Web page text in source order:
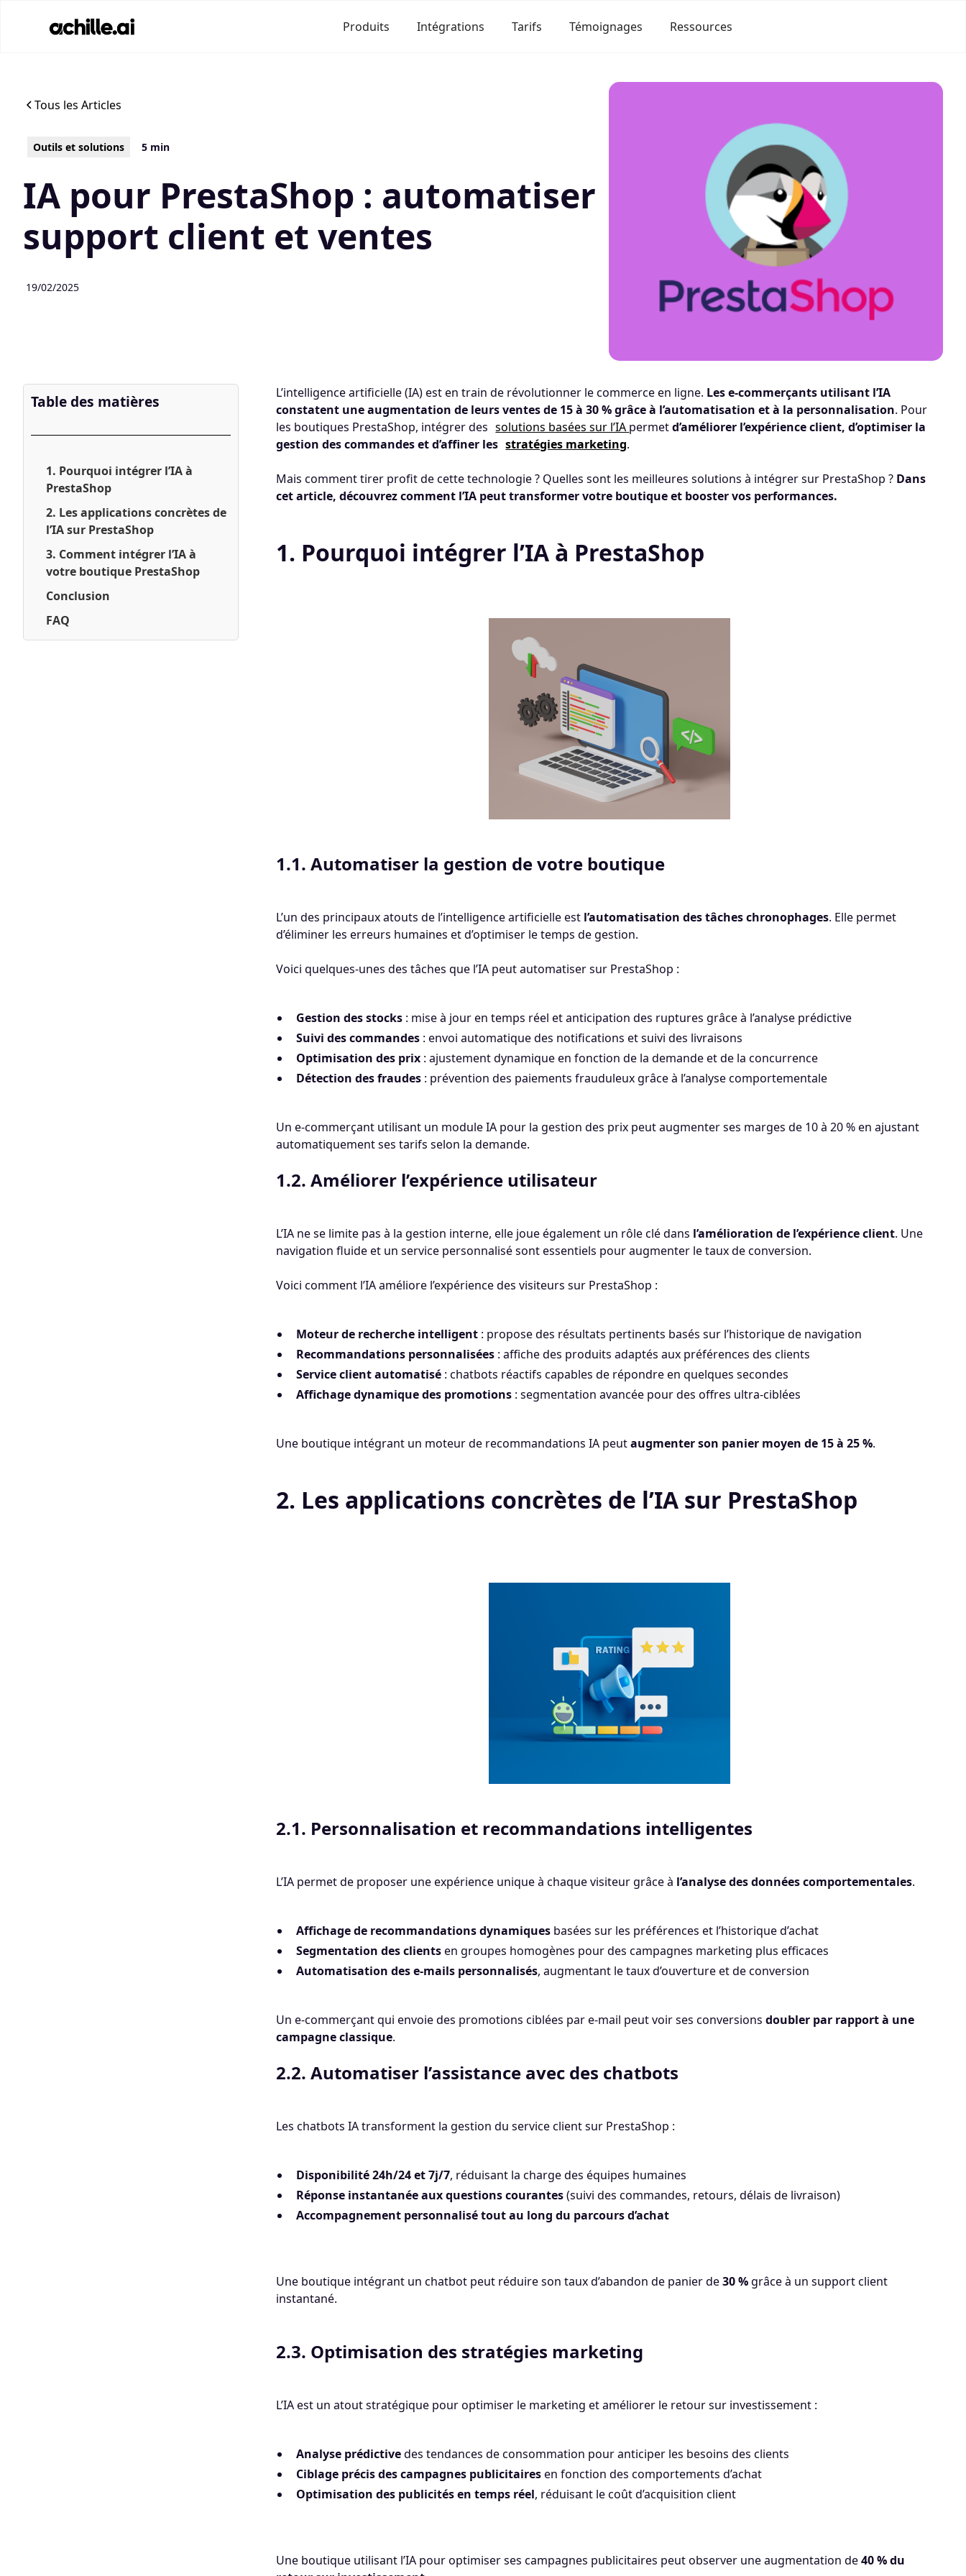
Produits Intégrations Tarifs Témoignages Ressources
Tous les Articles
Outils et solutions 5 min
IA pour PrestaShop : automatiser
support client et ventes
19/02/2025
Table des matières
1. Pourquoi intégrer l’IA à
PrestaShop
2. Les applications concrètes de
l’IA sur PrestaShop
3. Comment intégrer l’IA à
votre boutique PrestaShop
Conclusion
FAQ
L’intelligence artificielle (IA) est en train de révolutionner le commerce en ligne. Les e-commerçants utilisant l’IA
constatent une augmentation de leurs ventes de 15 à 30 % grâce à l’automatisation et à la personnalisation. Pour
les boutiques PrestaShop, intégrer des solutions basées sur l’IA permetd’améliorer l’expérience client, d’optimiser la
gestion des commandes et d’affiner les stratégies marketing.
Mais comment tirer profit de cette technologie ? Quelles sont les meilleures solutions à intégrer sur PrestaShop ? Dans
cet article, découvrez comment l’IA peut transformer votre boutique et booster vos performances.
1. Pourquoi intégrer l’IA à PrestaShop
1.1. Automatiser la gestion de votre boutique
L’un des principaux atouts de l’intelligence artificielle est l’automatisation des tâches chronophages. Elle permet
d’éliminer les erreurs humaines et d’optimiser le temps de gestion.
Voici quelques-unes des tâches que l’IA peut automatiser sur PrestaShop :
Gestion des stocks : mise à jour en temps réel et anticipation des ruptures grâce à l’analyse prédictive
Suivi des commandes : envoi automatique des notifications et suivi des livraisons
Optimisation des prix : ajustement dynamique en fonction de la demande et de la concurrence
Détection des fraudes : prévention des paiements frauduleux grâce à l’analyse comportementale
Un e-commerçant utilisant un module IA pour la gestion des prix peut augmenter ses marges de 10 à 20 % en ajustant
automatiquement ses tarifs selon la demande.
1.2. Améliorer l’expérience utilisateur
L’IA ne se limite pas à la gestion interne, elle joue également un rôle clé dans l’amélioration de l’expérience client. Une
navigation fluide et un service personnalisé sont essentiels pour augmenter le taux de conversion.
Voici comment l’IA améliore l’expérience des visiteurs sur PrestaShop :
Moteur de recherche intelligent : propose des résultats pertinents basés sur l’historique de navigation
Recommandations personnalisées : affiche des produits adaptés aux préférences des clients
Service client automatisé : chatbots réactifs capables de répondre en quelques secondes
Affichage dynamique des promotions : segmentation avancée pour des offres ultra-ciblées
Une boutique intégrant un moteur de recommandations IA peutaugmenter son panier moyen de 15 à 25 %.
2. Les applications concrètes de l’IA sur PrestaShop
2.1. Personnalisation et recommandations intelligentes
L’IA permet de proposer une expérience unique à chaque visiteur grâce à l’analyse des données comportementales.
Affichage de recommandations dynamiques basées sur les préférences et l’historique d’achat
Segmentation des clientsen groupes homogènes pour des campagnes marketing plus efficaces
Automatisation des e-mails personnalisés, augmentant le taux d’ouverture et de conversion
Un e-commerçant qui envoie des promotions ciblées par e-mail peut voir ses conversionsdoubler par rapport à une
campagne classique.
2.2. Automatiser l’assistance avec des chatbots
Les chatbots IA transforment la gestion du service client sur PrestaShop :
Disponibilité 24h/24 et 7j/7, réduisant la charge des équipes humaines
Réponse instantanée aux questions courantes(suivi des commandes, retours, délais de livraison)
Accompagnement personnalisé tout au long du parcours d’achat
Une boutique intégrant un chatbot peut réduire son taux d’abandon de panier de30 % grâce à un support client
instantané.
2.3. Optimisation des stratégies marketing
L’IA est un atout stratégique pour optimiser le marketing et améliorer le retour sur investissement :
Analyse prédictivedes tendances de consommation pour anticiper les besoins des clients
Ciblage précis des campagnes publicitairesen fonction des comportements d’achat
Optimisation des publicités en temps réel, réduisant le coût d’acquisition client
Une boutique utilisant l’IA pour optimiser ses campagnes publicitaires peut observer une augmentation de40 % du